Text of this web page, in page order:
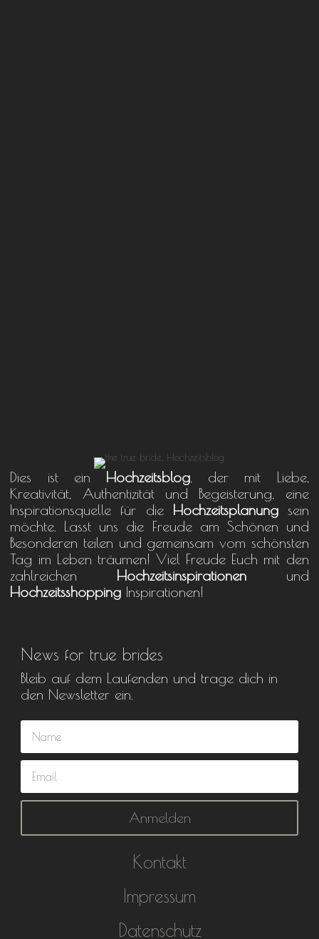
Dies ist ein Hochzeitsblog, der mit Liebe,
Kreativität, Authentizität und Begeisterung, eine
Inspirationsquelle für die Hochzeitsplanungsein
möchte. Lasst uns die Freude am Schönen und
Besonderen teilen und gemeinsam vom schönsten
Tag im Leben träumen! Viel Freude Euch mit den
zahlreichen Hochzeitsinspirationen und
Hochzeitsshopping Inspirationen!
News for true brides
Bleib auf dem Laufenden und trage dich in
den Newsletter ein.
Anmelden
Kontakt
Impressum
Datenschutz